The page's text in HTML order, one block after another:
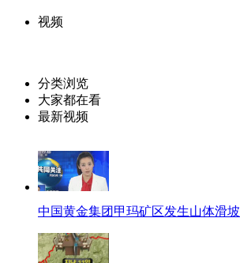
视频
分类浏览
大家都在看
最新视频
中国黄金集团甲玛矿区发生山体滑坡